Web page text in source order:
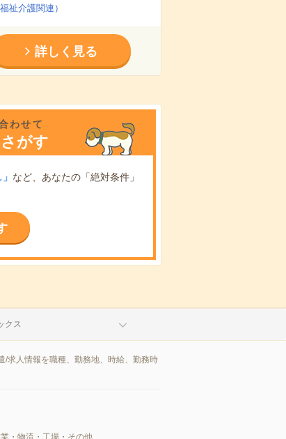
介護関連）
詳しく見る
わせて
がす
など、あなたの「絶対条件」
クス
/求人情報を職種、勤務地、時給、勤務時
・物流・工場・その他